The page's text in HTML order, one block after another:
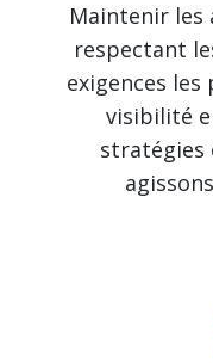
Maintenir les
respectant
exigences les
visibilité
stratégies